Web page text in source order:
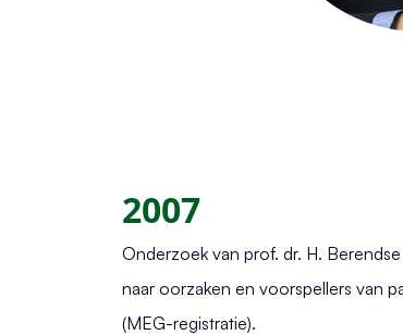
2007
Onderzoek van prof. dr. H.
naar oorzaken en voorspellers van
(MEG-registratie).